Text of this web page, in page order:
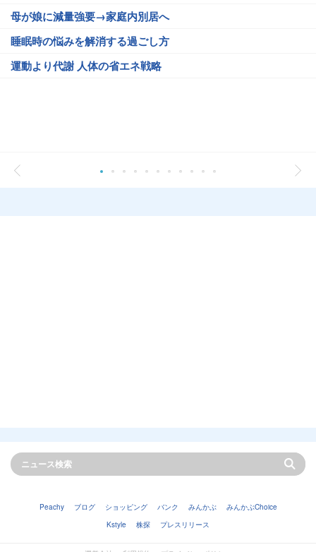
母が娘に減量強要→家庭内別居へ
睡眠時の悩みを解消する過ごし方
運動より代謝 人体の省エネ戦略
Peachy ブログ ショッピング バンク みんかぶ
みんかぶChoice
Kstyle
株探 プレスリリース